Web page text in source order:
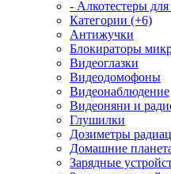
- Алкотестеры
Категории (+6)
Антижучки
Блокираторы
Видеоглазки
Видеодомофоны
Видеонаблюдение
Видеоняни и
Глушилки
Дозиметры
Домашние
Зарядные